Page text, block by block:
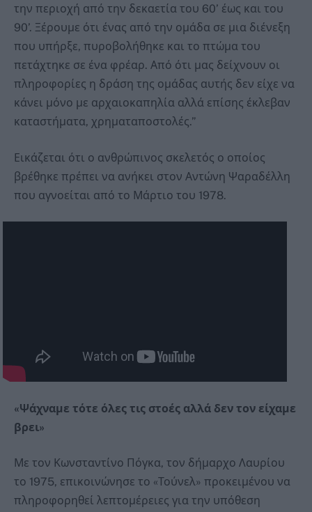
την περιοχή από την δεκαετία του 60’ έως και του
90’. Ξέρουμε ότι ένας από την ομάδα σε μια διένεξη
που υπήρξε, πυροβολήθηκε και το πτώμα του
πετάχτηκε σε ένα φρέαρ. Από ότι μας δείχνουν οι
πληροφορίες η δράση της ομάδας αυτής δεν είχε να
κάνει μόνο με αρχαιοκαπηλία αλλά επίσης έκλεβαν
καταστήματα, χρηματαποστολές.”
Εικάζεται ότι ο ανθρώπινος σκελετός ο οποίος
βρέθηκε πρέπει να ανήκει στον Αντώνη Ψαραδέλλη
που αγνοείται από το Μάρτιο του 1978.
«Ψάχναμε τότε όλες τις στοές αλλά δεν τον είχαμε
βρει»
Με τον Κωνσταντίνο Πόγκα, τον δήμαρχο Λαυρίου
το 1975, επικοινώνησε το «Τούνελ» προκειμένου να
πληροφορηθεί λεπτομέρειες για την υπόθεση